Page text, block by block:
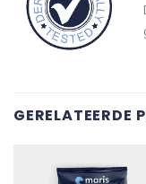
GERELATEERDE